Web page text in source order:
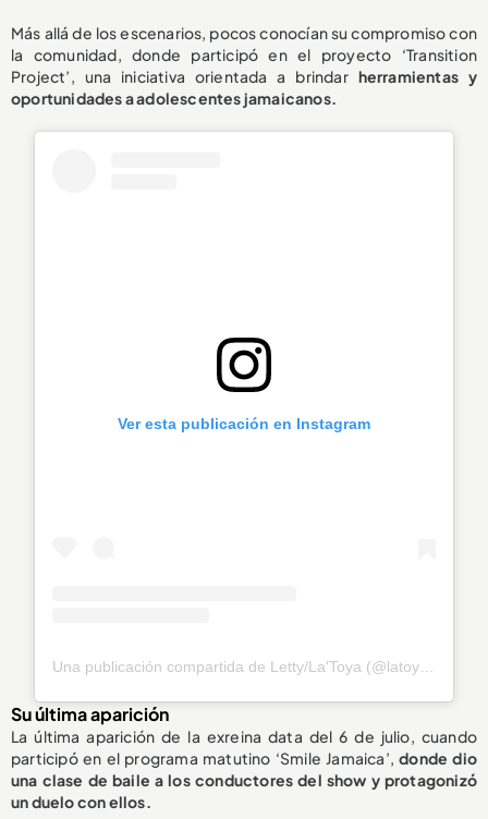
Más allá de los escenarios, pocos conocían su compromiso con
la comunidad, donde participó en el proyecto ‘Transition
Project’, una iniciativa orientada a brindar herramientas y
oportunidades a adolescentes jamaicanos.
Ver esta publicación en Instagram
Su última aparición
La última aparición de la exreina data del 6 de julio, cuando
participó en el programa matutino ‘Smile Jamaica’,donde dio
una clase debaile a los conductores del show y protagonizó
un duelo con ellos.